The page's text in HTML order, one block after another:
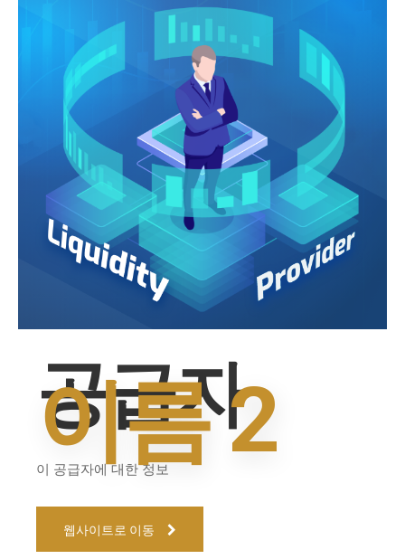
공급자
이름 2
이 공급자에 대한 정보
웹사이트로 이동